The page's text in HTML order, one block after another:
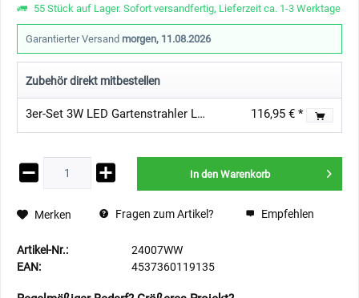
55 Stück auf Lager. Sofort versandfertig, Lieferzeit ca. 1-3 Werktage
Garantierter Versand morgen, 11.08.2026
Zubehör direkt mitbestellen
3er-Set 3W LED Gartenstrahler LED wechselbar Leuchtmittel 12VAC/DC Warmweiß 3000K 116,95 € *
In den Warenkorb
Merken Fragen zum Artikel? Empfehlen
Artikel-Nr.:
24007WW
EAN:
4537360119135